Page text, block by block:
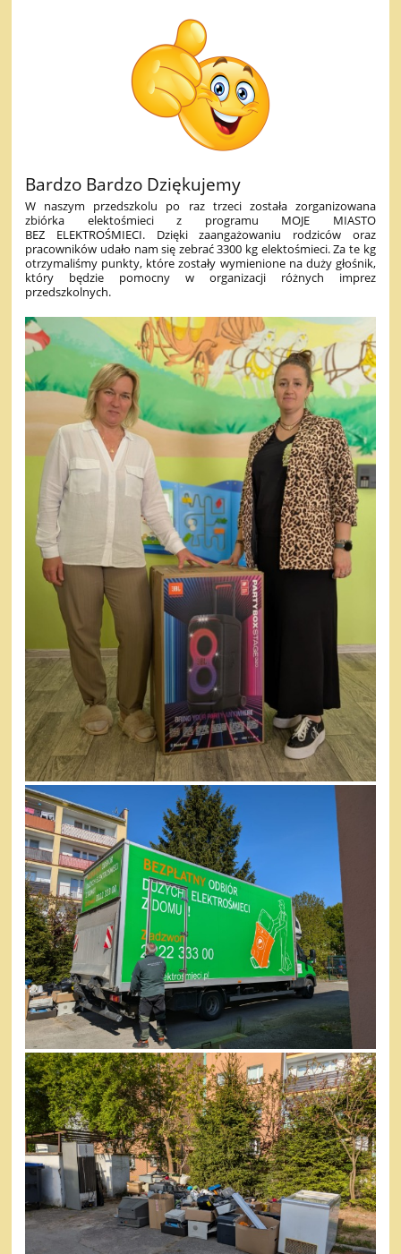
Bardzo Bardzo Dziękujemy
W naszym przedszkolu po raz trzeci została zorganizowana
zbiórka elektośmieci z programu MOJE MIASTO
BEZ ELEKTROŚMIECI. Dzięki zaangażowaniu rodziców oraz
pracowników udało nam się zebrać 3300 kg elektośmieci. Za te kg
otrzymaliśmy punkty, które zostały wymienione na duży głośnik,
który będzie pomocny w organizacji różnych imprez
przedszkolnych.